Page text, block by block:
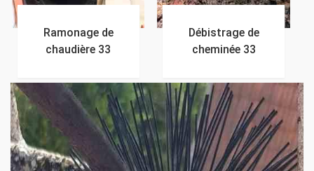
Ramonage de
chaudière 33
Débistrage de
cheminée 33